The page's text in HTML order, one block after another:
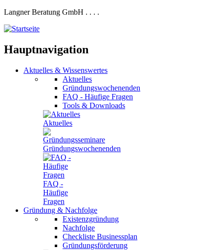
Langner Beratung GmbH . . . .
Hauptnavigation
Aktuelles & Wissenswertes
Aktuelles
Gründungswochenenden
FAQ - Häufige Fragen
Tools & Downloads
Aktuelles
Gründungswochenenden
FAQ -
Häufige
Fragen
Gründung & Nachfolge
Existenzgründung
Nachfolge
Checkliste Businessplan
Gründungsförderung